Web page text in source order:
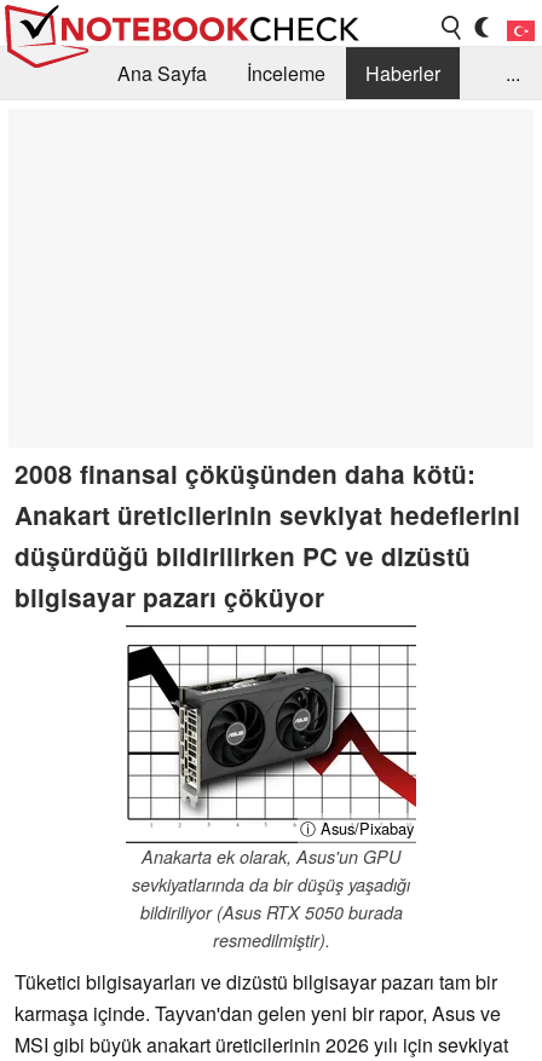
Ana Sayfa İnceleme
Haberler
...
2008 finansal çöküşünden daha kötü:
Anakart üreticilerinin sevkiyat hedeflerini
düşürdüğü bildirilirken PC ve dizüstü
bilgisayar pazarı çöküyor
ⓘ Asus/Pixabay
Anakarta ek olarak, Asus'un GPU
sevkiyatlarında da bir düşüş yaşadığı
bildiriliyor (Asus RTX 5050 burada
resmedilmiştir).
Tüketici bilgisayarları ve dizüstü bilgisayar pazarı tam bir
karmaşa içinde. Tayvan'dan gelen yeni bir rapor, Asus ve
MSI gibi büyük anakart üreticilerinin 2026 yılı için sevkiyat